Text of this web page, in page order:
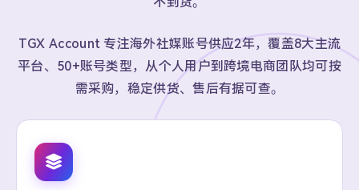
TGX Account 专注海外社媒账号供应2年，覆盖8大主流
平台、50+账号类型，从个人用户到跨境电商团队均可按
需采购，稳定供货、售后有据可查。